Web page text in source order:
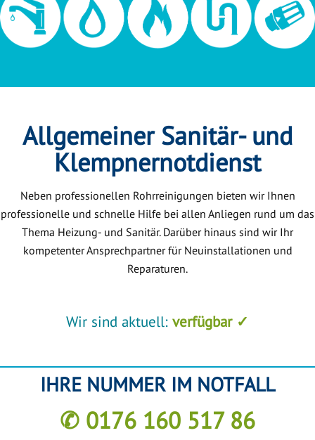
Allgemeiner Sanitär- und
Klempnernotdienst
Neben professionellen Rohrreinigungen bieten wir Ihnen
professionelle und schnelle Hilfe bei allen Anliegen rund um das
Thema Heizung- und Sanitär. Darüber hinaus sind wir Ihr
kompetenter Ansprechpartner für Neuinstallationen und
Reparaturen.
Wir sind aktuell: verfügbar ✓
IHRE NUMMER IM NOTFALL
✆ 0176 160 517 86